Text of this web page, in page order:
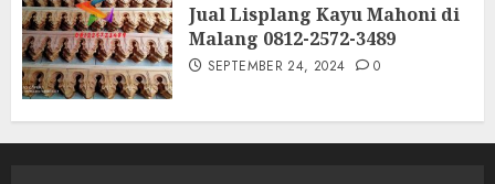
Jual Lisplang Kayu Mahoni di
Malang 0812-2572-3489
SEPTEMBER 24, 2024 0